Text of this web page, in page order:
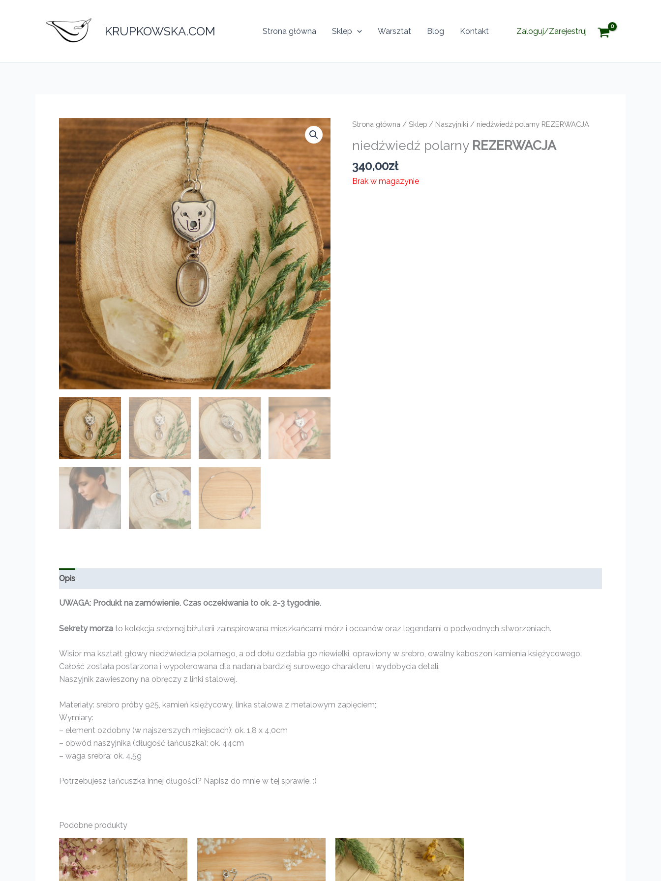
KRUPKOWSKA.COM Strona główna Sklep Warsztat Blog Kontakt Zaloguj/Zarejestruj
Strona główna /Sklep / Naszyjniki / niedźwiedź polarny REZERWACJA
niedźwiedź polarny REZERWACJA
340,00zł
Brak w magazynie
Opis
UWAGA: Produkt na zamówienie. Czas oczekiwania to ok. 2-3 tygodnie.
Sekrety morza to kolekcja srebrnej biżuterii zainspirowana mieszkańcami mórz i oceanów oraz legendami o podwodnych stworzeniach.
Wisior ma kształt głowy niedźwiedzia polarnego, a od dołu ozdabia go niewielki, oprawiony w srebro, owalny kaboszon kamienia księżycowego.
Całość została postarzona i wypolerowana dla nadania bardziej surowego charakteru i wydobycia detali.
Naszyjnik zawieszony na obręczy z linki stalowej.
Materiały: srebro próby 925, kamień księżycowy, linka stalowa z metalowym zapięciem;
Wymiary:
– element ozdobny (w najszerszych miejscach): ok. 1,8 x 4,0cm
– obwód naszyjnika (długość łańcuszka): ok. 44cm
– waga srebra: ok. 4,5g
Potrzebujesz łańcuszka innej długości? Napisz do mnie w tej sprawie. :)
Podobne produkty